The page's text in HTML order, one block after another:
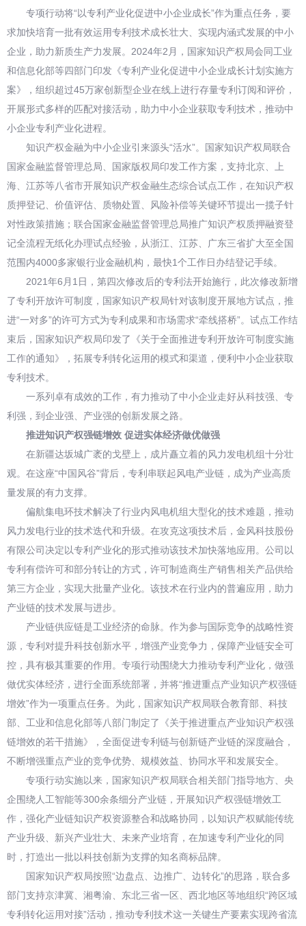
专项行动将“以专利产业化促进中小企业成长”作为重点任务，要
求加快培育一批有效运用专利技术成长壮大、实现内涵式发展的中小
企业，助力新质生产力发展。2024年2月，国家知识产权局会同工业
和信息化部等四部门印发《专利产业化促进中小企业成长计划实施方
案》，组织超过45万家创新型企业在线上进行存量专利订阅和评价，
开展形式多样的匹配对接活动，助力中小企业获取专利技术，推动中
小企业专利产业化进程。
知识产权金融为中小企业引来源头“活水”。国家知识产权局联合
国家金融监督管理总局、国家版权局印发工作方案，支持北京、上
海、江苏等八省市开展知识产权金融生态综合试点工作，在知识产权
质押登记、价值评估、质物处置、风险补偿等关键环节提出一揽子针
对性政策措施；联合国家金融监督管理总局推广知识产权质押融资登
记全流程无纸化办理试点经验，从浙江、江苏、广东三省扩大至全国
范围内4000多家银行业金融机构，最快1个工作日办结登记手续。
2021年6月1日，第四次修改后的专利法开始施行，此次修改新增
了专利开放许可制度，国家知识产权局针对该制度开展地方试点，推
进“一对多”的许可方式为专利成果和市场需求“牵线搭桥”。试点工作结
束后，国家知识产权局印发了《关于全面推进专利开放许可制度实施
工作的通知》，拓展专利转化运用的模式和渠道，便利中小企业获取
专利技术。
一系列卓有成效的工作，有力推动了中小企业走好从科技强、专
利强，到企业强、产业强的创新发展之路。
推进知识产权强链增效 促进实体经济做优做强
在新疆达坂城广袤的戈壁上，成片矗立着的风力发电机组十分壮
观。在这座“中国风谷”背后，专利串联起风电产业链，成为产业高质
量发展的有力支撑。
偏航集电环技术解决了行业内风电机组大型化的技术难题，推动
风力发电行业的技术迭代和升级。在攻克这项技术后，金风科技股份
有限公司决定以专利产业化的形式推动该技术加快落地应用。公司以
专利有偿许可和部分转让的方式，许可制造商生产销售相关产品供给
第三方企业，实现大批量产业化。该技术在行业内的普遍应用，助力
产业链的技术发展与进步。
产业链供应链是工业经济的命脉。作为参与国际竞争的战略性资
源，专利对提升科技创新水平，增强产业竞争力，保障产业链安全可
控，具有极其重要的作用。专项行动围绕大力推动专利产业化，做强
做优实体经济，进行全面系统部署，并将“推进重点产业知识产权强链
增效”作为一项重点任务。为此，国家知识产权局联合教育部、科技
部、工业和信息化部等八部门制定了《关于推进重点产业知识产权强
链增效的若干措施》，全面促进专利链与创新链产业链的深度融合，
不断增强重点产业的竞争优势、规模效益、协同水平和发展安全。
专项行动实施以来，国家知识产权局联合相关部门指导地方、央
企围绕人工智能等300余条细分产业链，开展知识产权强链增效工
作，强化产业链知识产权资源整合和战略协同，以知识产权赋能传统
产业升级、新兴产业壮大、未来产业培育，在加速专利产业化的同
时，打造出一批以科技创新为支撑的知名商标品牌。
国家知识产权局按照“边盘点、边推广、边转化”的思路，联合多
部门支持京津冀、湘粤渝、东北三省一区、西北地区等地组织“跨区域
专利转化运用对接”活动，推动专利技术这一关键生产要素实现跨省流